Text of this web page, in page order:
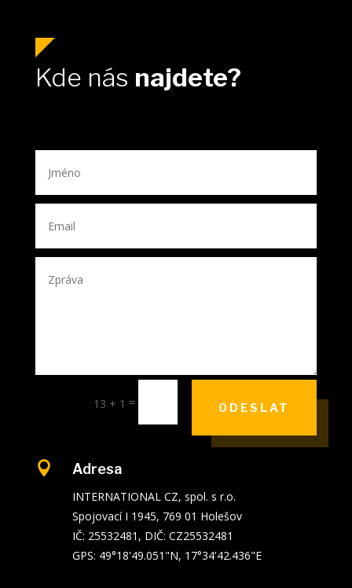
Kde nás najdete?
13 + 1 = ODESLAT
 Adresa
INTERNATIONAL CZ, spol. s r.o.
Spojovací I 1945, 769 01 Holešov
IČ: 25532481, DIČ: CZ25532481
GPS: 49°18'49.051"N, 17°34'42.436"E